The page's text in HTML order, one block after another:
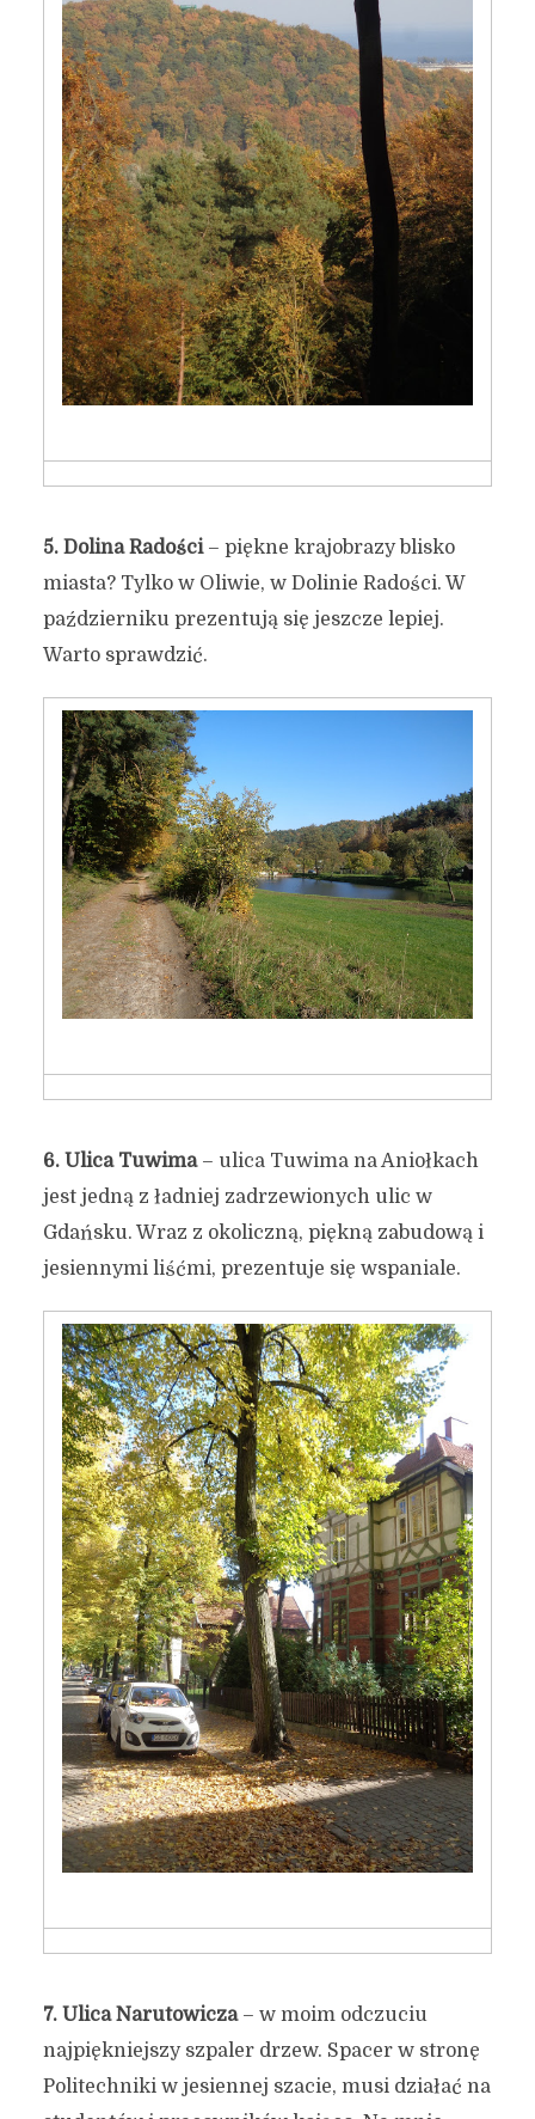
które warto odwiedzić
jesienią
26 października 2017
2 min czytania
Autor:
5. Dolina Radości– piękne krajobrazy blisko
miasta? Tylko w Oliwie, w Dolinie Radości. W
październiku prezentują się jeszcze lepiej.
Warto sprawdzić.
6. Ulica Tuwima– ulica Tuwima na Aniołkach
jest jedną z ładniej zadrzewionych ulic w
Gdańsku. Wraz z okoliczną, piękną zabudową i
jesiennymi liśćmi, prezentuje się wspaniale.
7. Ulica Narutowicza– w moim odczuciu
najpiękniejszy szpaler drzew. Spacer w stronę
Politechniki w jesiennej szacie, musi działać na